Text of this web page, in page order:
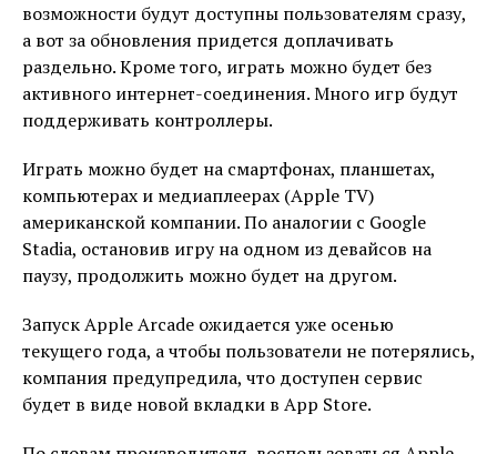
возможности будут доступны пользователям сразу,
а вот за обновления придется доплачивать
раздельно. Кроме того, играть можно будет без
активного интернет-соединения. Много игр будут
поддерживать контроллеры.
Играть можно будет на смартфонах, планшетах,
компьютерах и медиаплеерах (Apple TV)
американской компании. По аналогии с Google
Stadia, остановив игру на одном из девайсов на
паузу, продолжить можно будет на другом.
Запуск Apple Arcade ожидается уже осенью
текущего года, а чтобы пользователи не потерялись,
компания предупредила, что доступен сервис
будет в виде новой вкладки в App Store.